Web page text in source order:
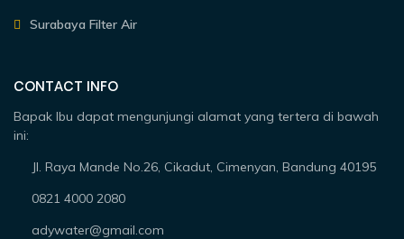
Surabaya Filter Air
CONTACT INFO
Bapak Ibu dapat mengunjungi alamat yang tertera di bawah
ini:
Jl. Raya Mande No.26, Cikadut, Cimenyan, Bandung 40195
0821 4000 2080
adywater@gmail.com